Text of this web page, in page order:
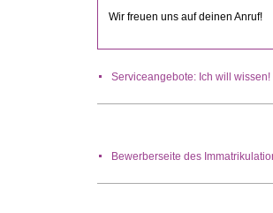
Wir freuen uns auf deinen Anruf!
Serviceangebote: Ich will
Bewerberseite des